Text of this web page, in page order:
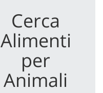
Cerca
Alimenti
per
Animali